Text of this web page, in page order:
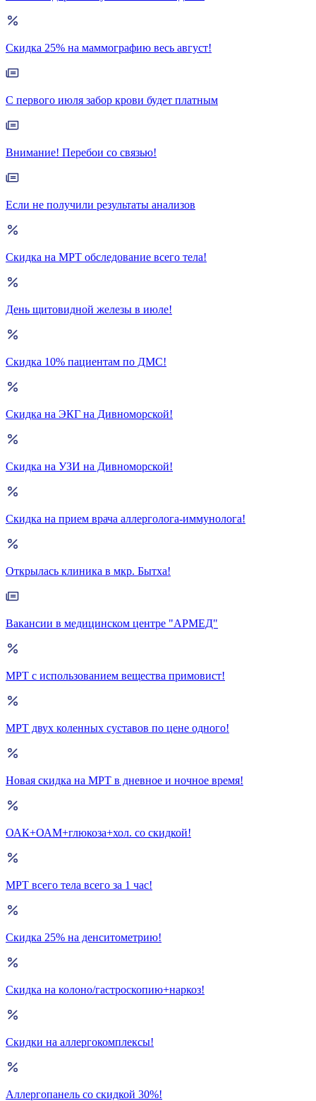
Скидка 25% на маммографию весь август!
С первого июля забор крови будет платным
Внимание! Перебои со связью!
Если не получили результаты анализов
Скидка на МРТ обследование всего тела!
День щитовидной железы в июле!
Скидка 10% пациентам по ДМС!
Скидка на ЭКГ на Дивноморской!
Скидка на УЗИ на Дивноморской!
Скидка на прием врача аллерголога-иммунолога!
Открылась клиника в мкр. Бытха!
Вакансии в медицинском центре "АРМЕД"
МРТ с использованием вещества примовист!
МРТ двух коленных суставов по цене одного!
Новая скидка на МРТ в дневное и ночное время!
ОАК+ОАМ+глюкоза+хол. со скидкой!
МРТ всего тела всего за 1 час!
Скидка 25% на денситометрию!
Скидка на колоно/гастроскопию+наркоз!
Скидки на аллергокомплексы!
Аллергопанель со скидкой 30%!